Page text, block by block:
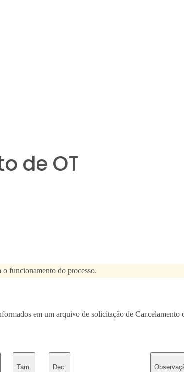
de OT
o funcionamento do processo.
em um arquivo de solicitação de Cancelamento
Tam. Dec.